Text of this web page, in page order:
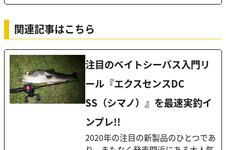
関連記事はこちら
注目のベイトシーバス入門リ
ール『エクスセンスDC
SS（シマノ）』を最速実釣イ
ンプレ!!
2020年の注目の新製品のひとつであ